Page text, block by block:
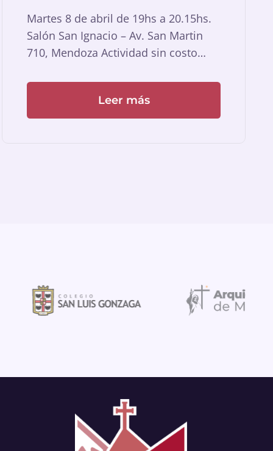
Martes 8 de abril de 19hs a 20.15hs.
Salón San Ignacio – Av. San Martin
710, Mendoza Actividad sin costo…
Leer más